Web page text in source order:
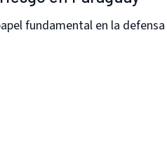
fundamental en la defensa